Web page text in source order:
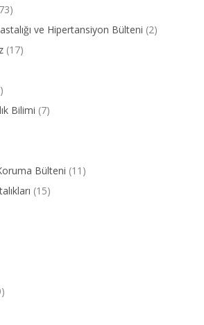
ve Hipertansiyon Bülteni (2)
(17)
Bilimi (7)
Bülteni (11)
(15)